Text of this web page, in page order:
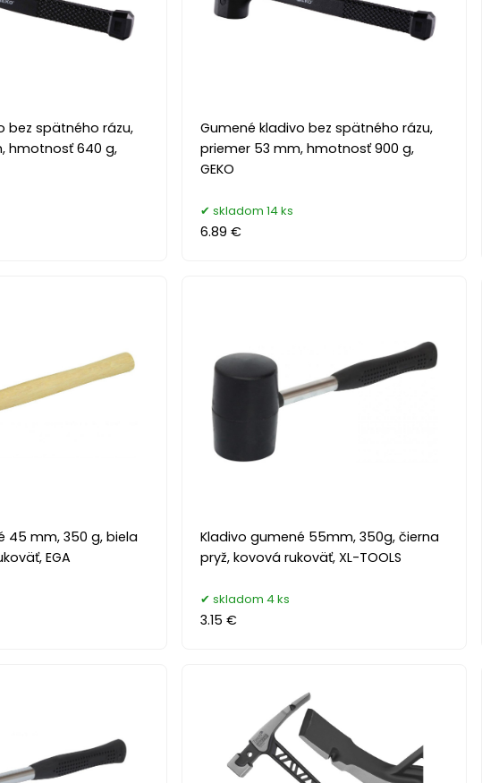
bez spätného rázu,
hmotnosť 640 g,
Gumené kladivo bez spätného rázu,
priemer 53 mm, hmotnosť 900 g,
GEKO
skladom 14 ks
6.89 €
45 mm, 350 g, biela
EGA
Kladivo gumené 55mm, 350g, čierna
pryž, kovová rukoväť, XL-TOOLS
skladom 4 ks
3.15 €